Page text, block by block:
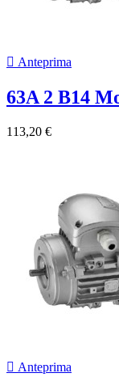
 Anteprima
63A 2 B14
113,20 €
 Anteprima